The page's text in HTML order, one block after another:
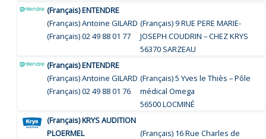
(Français) ENTENDRE
(Français) Antoine GILARD
(Français) 02 49 88 01 77
(Français) 9 RUE PERE MARIE-
JOSEPH COUDRIN – CHEZ KRYS
56370 SARZEAU
(Français) ENTENDRE
(Français) Antoine GILARD
(Français) 02 49 88 01 76
(Français) 5 Yves le Thiès – Pôle
médical Omega
56500 LOCMINÉ
(Français) KRYS AUDITION
PLOERMEL
(Français) 16 Rue Charles de